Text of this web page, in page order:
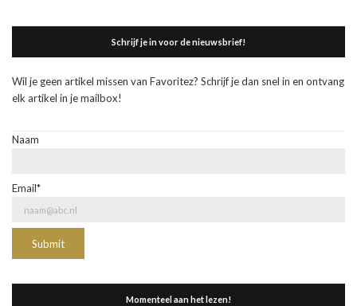
Schrijf je in voor de nieuwsbrief!
Wil je geen artikel missen van Favoritez? Schrijf je dan snel in en ontvang
elk artikel in je mailbox!
Naam
Email*
Momenteel aan het lezen!